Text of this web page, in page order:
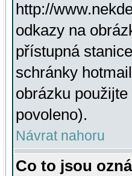
http://
odkazy na
přístupná
schránky
obrázku
povoleno).
Návrat nahoru
Co to jsou